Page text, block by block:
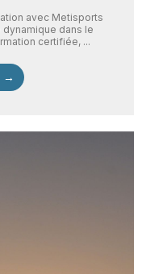
avec Metisports
dynamique dans le
certifiée, ...
→